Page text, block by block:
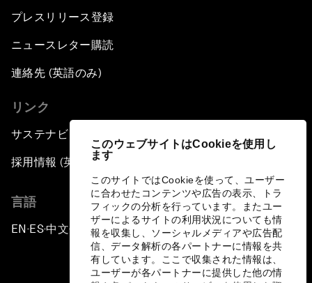
このウェブサイトはCookieを使用し
ます
このサイトではCookieを使って、ユーザー
に合わせたコンテンツや広告の表示、トラ
フィックの分析を行っています。またユー
ザーによるサイトの利用状況についても情
報を収集し、ソーシャルメディアや広告配
信、データ解析の各パートナーに情報を共
有しています。ここで収集された情報は、
ユーザーが各パートナーに提供した他の情
プレスリリース登録
ニュースレター購読
連絡先 (英語のみ)
リンク
サステナビリティへの取り組み
採用情報 (英語のみ)
言語
EN ▪ES▪中文▪ 日本語